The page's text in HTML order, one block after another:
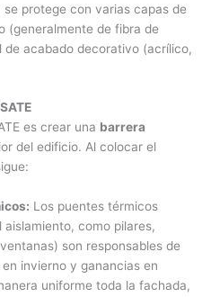
protege con varias capas de
(generalmente de fibra de
acabado decorativo (acrílico,
es crear una barrera
del edificio. Al colocar el
Los puentes térmicos
como pilares,
son responsables de
invierno y ganancias en
uniforme toda la fachada,